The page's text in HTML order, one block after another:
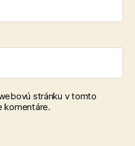
stránku v tomto
komentáre.